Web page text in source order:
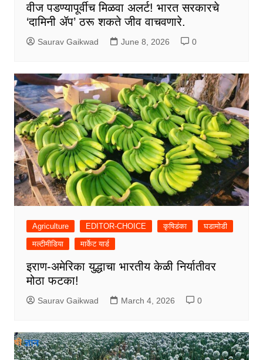
वीज पडण्यापूर्वीच मिळवा अलर्ट! भारत सरकारचे
‘दामिनी ॲप’ ठरू शकते जीव वाचवणारे.
Saurav Gaikwad June 8, 2026 0
Agriculture EDITOR-CHOICE कृषिडंका
घडामोडी
मल्टीमीडिया
मार्केट यार्ड
इराण-अमेरिका युद्धाचा भारतीय केळी निर्यातीवर
मोठा फटका!
Saurav Gaikwad March 4, 2026 0